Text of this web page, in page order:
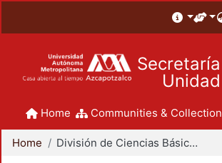
Unidad
Home Communities &
Home División de Ciencias Básicas e Ingeniería